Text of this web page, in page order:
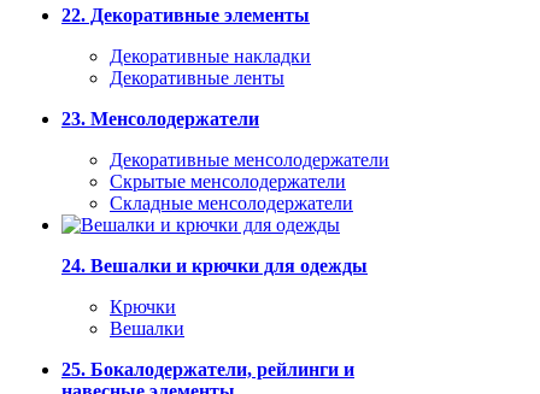
22. Декоративные элементы
Декоративные накладки
Декоративные ленты
23. Менсолодержатели
Декоративные менсолодержатели
Скрытые менсолодержатели
Складные менсолодержатели
24. Вешалки и крючки для одежды
Крючки
Вешалки
25. Бокалодержатели, рейлинги и